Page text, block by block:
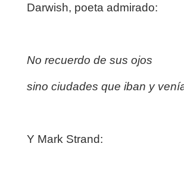
Darwish, poeta admirado:
No recuerdo de sus ojos
sino ciudades que iban y
Y Mark Strand: